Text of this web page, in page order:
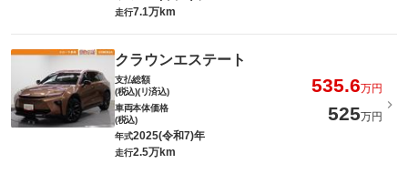
走行7.1万km
クラウンエステート
支払総額
(税込)(リ済込)
535.6万円
車両本体価格
(税込)
525万円
年式2025(令和7)年
走行2.5万km